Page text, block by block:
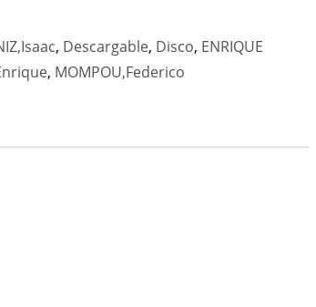
, Descargable, Disco, ENRIQUE
, MOMPOU,Federico